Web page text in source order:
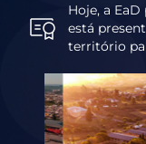
Hoje, a
está
território